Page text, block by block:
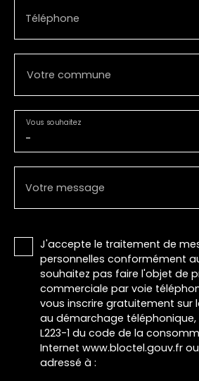
Téléphone
Votre commune
-
Vous souhaitez
Votre message
J'accepte le traitement de
personnelles conformément au
souhaitez pas faire l'objet de
commerciale par voie
vous inscrire gratuitement sur
au démarchage téléphonique,
L223-1 du code de la
Internet www.bloctel.gouv.fr
adressé à :